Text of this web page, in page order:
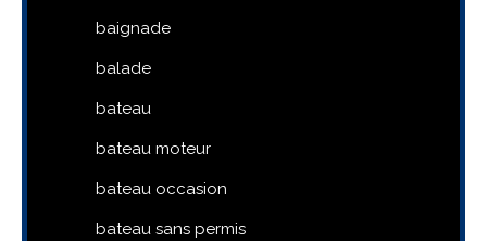
baignade
balade
bateau
bateau moteur
bateau occasion
bateau sans permis